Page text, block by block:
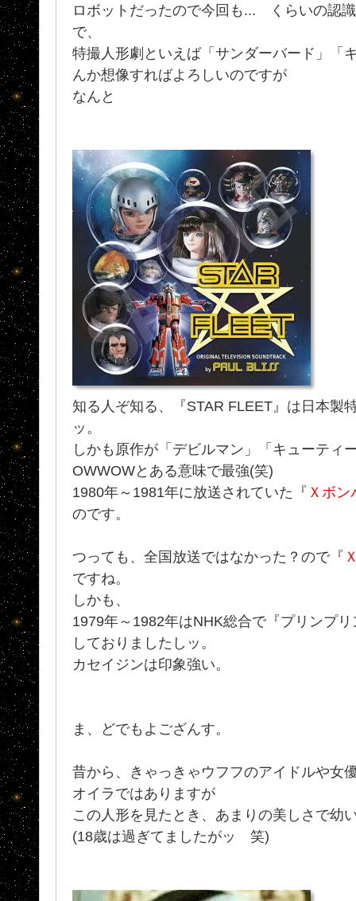
ロボットだったので今回も... くらいの認
で、
特撮人形劇といえば「サンダーバード」「
んか想像すればよろしいのですが
なんと
知る人ぞ知る、『STAR FLEET』は日本製
ッ。
しかも原作が「デビルマン」「キューティ
OWWOWとある意味で最強(笑)
1980年～1981年に放送されていた『 Ｘボン
のです。
つっても、全国放送ではなかった？ので『
ですね。
しかも、
1979年～1982年はNHK総合で『プリンプ
しておりましたしッ。
カセイジンは印象強い。
ま、どでもよござんす。
昔から、きゃっきゃウフフのアイドルや女
オイラではありますが
この人形を見たとき、あまりの美しさで幼
(18歳は過ぎてましたがッ 笑)